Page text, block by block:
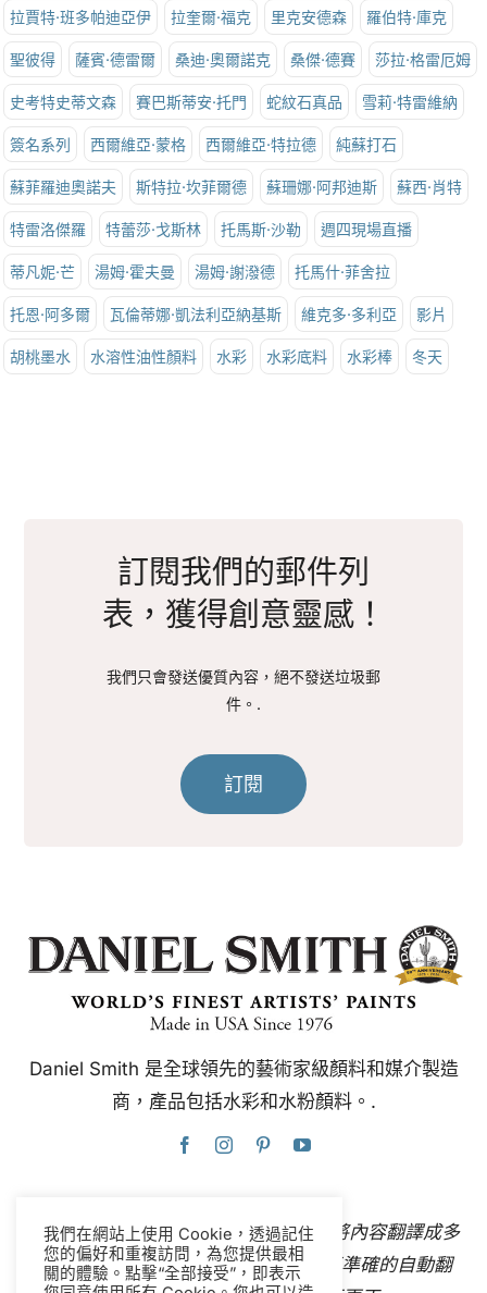
拉賈特·班多帕迪亞伊 拉奎爾·福克 里克安德森 羅伯特·庫克
聖彼得 薩賓·德雷爾 桑迪·奧爾諾克 桑傑·德賽 莎拉·格雷厄姆
史考特史蒂文森 賽巴斯蒂安·托門 蛇紋石真品 雪莉·特雷維納
簽名系列 西爾維亞·蒙格 西爾維亞·特拉德 純蘇打石
蘇菲羅迪奧諾夫 斯特拉·坎菲爾德 蘇珊娜·阿邦迪斯 蘇西·肖特
特雷洛傑羅 特蕾莎·戈斯林 托馬斯·沙勒 週四現場直播
蒂凡妮·芒 湯姆·霍夫曼 湯姆·謝潑德 托馬什·菲舍拉
托恩·阿多爾 瓦倫蒂娜·凱法利亞納基斯 維克多·多利亞 影片
胡桃墨水 水溶性油性顏料 水彩 水彩底料 水彩棒 冬天
訂閱我們的郵件列
表，獲得創意靈感！
我們只會發送優質內容，絕不發送垃圾郵
件。.
訂閱
Daniel Smith 是全球領先的藝術家級顏料和媒介製造
商，產品包括水彩和水粉顏料。.
本網站使用Google翻譯，可即時自動將內容翻譯成多
種語言。聯絡我們如果您發現任何不準確的自動翻
我們在網站上使用 Cookie，透過記住
您的偏好和重複訪問，為您提供最相
關的體驗。點擊“全部接受”，即表示